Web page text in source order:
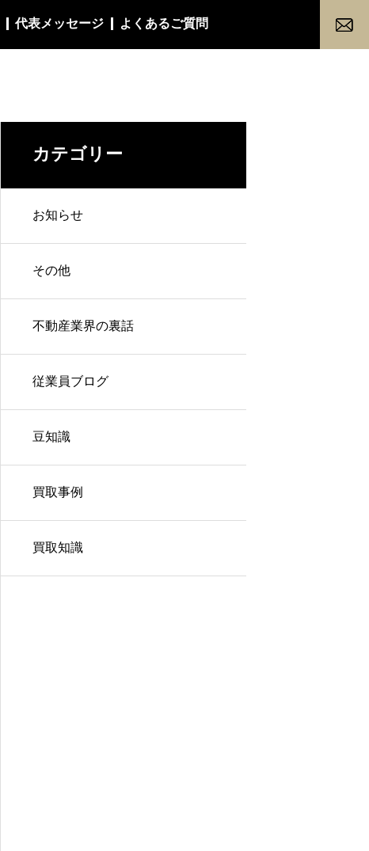
代表メッセージ よくあるご質問
カテゴリー
お知らせ
その他
不動産業界の裏話
従業員ブログ
豆知識
買取事例
買取知識